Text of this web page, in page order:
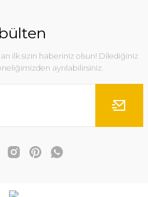
ilk sizin haberiniz olsun! Dilediğiniz
ayrılabilirsiniz.